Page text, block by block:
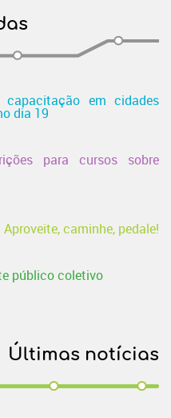
em cidades
dia 19
para cursos sobre
caminhe, pedale!
público coletivo
Últimas notícias